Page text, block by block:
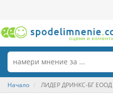
Начало ЛИДЕР ДРИНКС-БГ ЕООД